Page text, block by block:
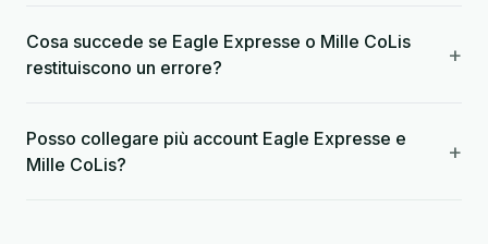
Cosa succede se Eagle Expresse o Mille CoLis
restituiscono un errore?
+
Posso collegare più account Eagle Expresse e
Mille CoLis?
+